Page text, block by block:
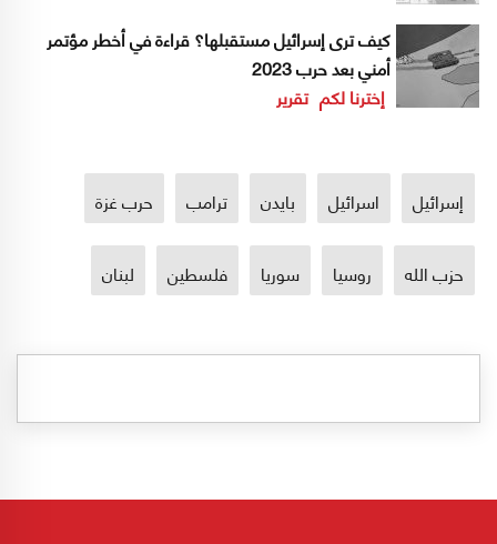
كيف ترى إسرائيل مستقبلها؟ قراءة في أخطر مؤتمر
أمني بعد حرب 2023
إخترنا لكم تقرير
إسرائيل اسرائيل بايدن ترامب حرب غزة
حزب الله روسيا سوريا فلسطين لبنان